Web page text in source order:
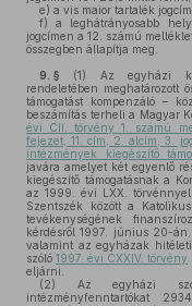
e) a vis maior tartalék
f) a leghátrányosabb
jogcímen a 12. számú
összegben állapítja meg.
9. § (1)
Az egyházi
rendeletében meghatározott
támogatást kompenzáló –
beszámítás terheli a Magyar
évi CII. törvény 1. számú
fejezet, 11. cím, 2. alcím, 3.
intézmények kiegészítő
javára amelyet két egyenlő
kiegészítő támogatásnak a
az 1999. évi LXX.
Szentszék között a
tevékenységének
kérdésről 1997. június 20-
valamint az egyházak
szóló 1997. évi CXXIV. törvény
eljárni.
(2) Az egyházi
intézményfenntartókat